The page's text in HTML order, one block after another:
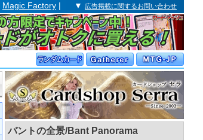
Magic Factory | ▼ 広告掲載に関するお問い合わせ
バントの全景/Bant Panorama